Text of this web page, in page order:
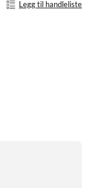
Legg til handleliste